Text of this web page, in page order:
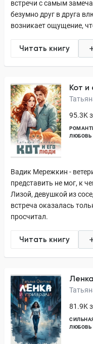
встречи с самым
безумно друг в друга
возникает ощущение,
Читать книгу
Кот и
95.3K
ЛЮБОВЬ
Вадик Мережкин -
представить не мог, к
Лизой, девушкой из
встреча оказалась
просчитал.
Читать книгу
81.9K
ЛЮБОВЬ